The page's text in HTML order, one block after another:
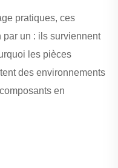
pratiques, ces
un : ils surviennent
les pièces
des environnements
en